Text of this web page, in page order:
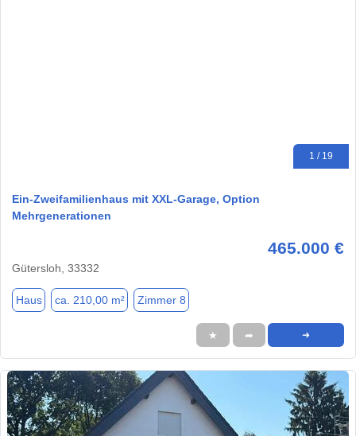
1 / 19
Ein-Zweifamilienhaus mit XXL-Garage, Option
Mehrgenerationen
465.000 €
Gütersloh, 33332
Haus ca. 210,00 m² Zimmer 8
★ ➦ ➜